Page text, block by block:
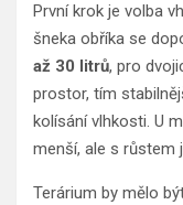
První krok je volba
šneka obříka se
až 30 litrů, pro
prostor, tím
kolísání vlhkosti. U
menší, ale s růstem
Terárium by mělo